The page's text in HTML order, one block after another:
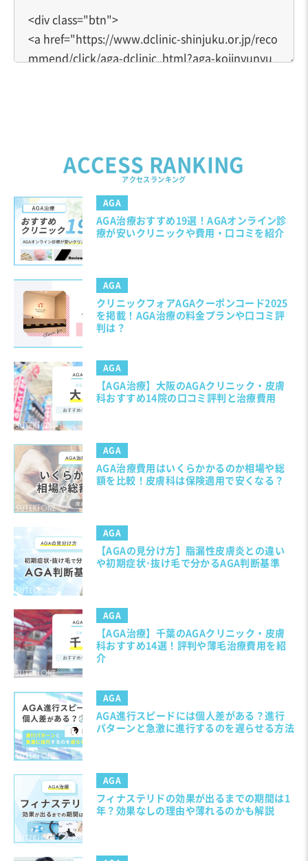
ACCESS RANKING
アクセスランキング
AGA
AGA治療おすすめ19選！AGAオンライン診
療が安いクリニックや費用・口コミを紹介
AGA
クリニックフォアAGAクーポンコード2025
を掲載！AGA治療の料金プランや口コミ評
判は？
AGA
【AGA治療】大阪のAGAクリニック・皮膚
科おすすめ14院の口コミ評判と治療費用
AGA
AGA治療費用はいくらかかるのか相場や総
額を比較！皮膚科は保険適用で安くなる？
AGA
【AGAの見分け方】脂漏性皮膚炎との違い
や初期症状･抜け毛で分かるAGA判断基準
AGA
【AGA治療】千葉のAGAクリニック・皮膚
科おすすめ14選！評判や薄毛治療費用を紹
介
AGA
AGA進行スピードには個人差がある？進行
パターンと急激に進行するのを遅らせる方法
AGA
フィナステリドの効果が出るまでの期間は1
年？効果なしの理由や薄れるのかも解説